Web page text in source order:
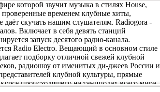
которой звучит музыка в стилях House,
временем клубные хиты,
скучать нашим слушателям. Radiogora -
Включает в себя девять станций
запуск десятого радио-канала.
Radio Electro. Вещающий в основном стиле
подборку отличной свежей клубной
радиошоу от именитых ди-джеев России и
клубной культуры, прямые
происходящего на танцполах всего мира.